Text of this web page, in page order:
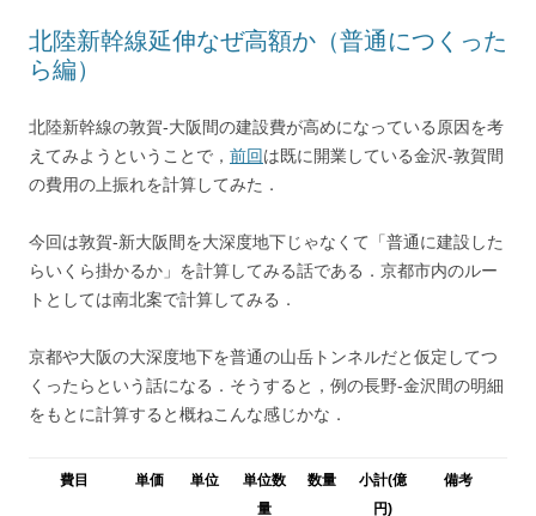
北陸新幹線延伸なぜ高額か（普通につくった
ら編）
北陸新幹線の敦賀-大阪間の建設費が高めになっている原因を考
えてみようということで， 前回は既に開業している金沢-敦賀間
の費用の上振れを計算してみた．
今回は敦賀-新大阪間を大深度地下じゃなくて「普通に建設した
らいくら掛かるか」を計算してみる話である．京都市内のルー
トとしては南北案で計算してみる．
京都や大阪の大深度地下を普通の山岳トンネルだと仮定してつ
くったらという話になる．そうすると，例の長野-金沢間の明細
をもとに計算すると概ねこんな感じかな．
費目 単価 単位
単位数
量
数量
小計(億
円)
備考